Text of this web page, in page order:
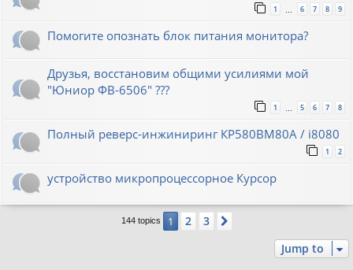
1 6 7 8 9
Помогите опознать блок питания монитора?
Друзья, восстановим общими усилиями мой
"Юниор ФВ-6506" ???
1 … 5 6 7 8
Полный реверс-инжиниринг КР580ВМ80А / i8080
1 2
устройство микропроцессорное Курсор
144 topics 1 2 3
Jump to